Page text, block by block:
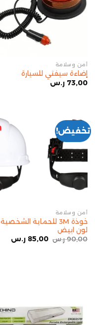
أمن وسلامة
إضاءة سيفتي للسيارة
73,00 ر.س
تخفيض!
أمن وسلامة
خوذة 3M للحماية الشخصية
لون ابيض
90,00 ر.س 85,00 ر.س